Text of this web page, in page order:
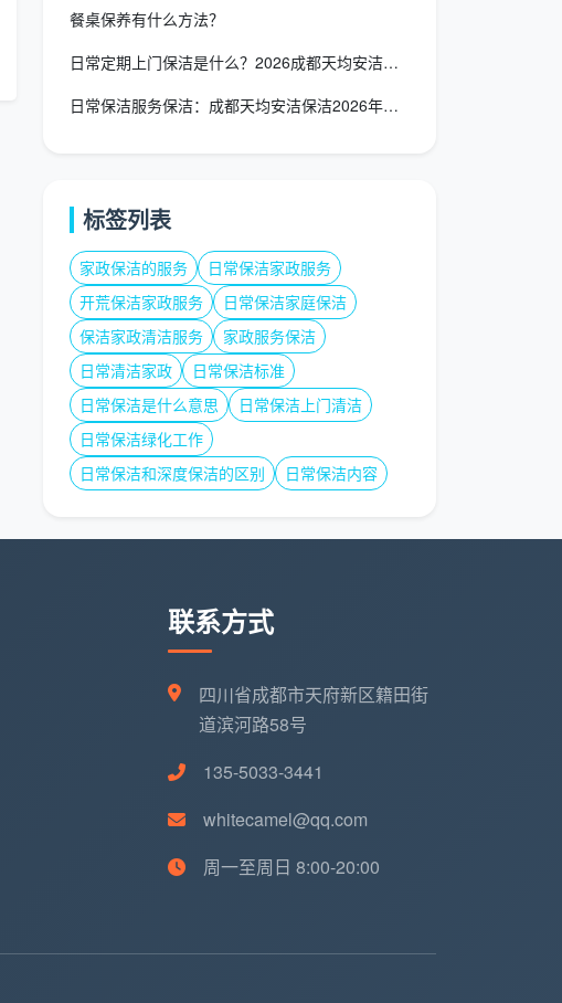
餐桌保养有什么方法？
日常定期上门保洁是什么？2026成都天均安洁全屋服务清单与省
日常保洁服务保洁：成都天均安洁保洁2026年价值重塑与选择指
标签列表
家政保洁的服务
日常保洁家政服务
开荒保洁家政服务
日常保洁家庭保洁
保洁家政清洁服务
家政服务保洁
日常清洁家政
日常保洁标准
日常保洁是什么意思
日常保洁上门清洁
日常保洁绿化工作
日常保洁和深度保洁的区别
日常保洁内容
联系方式
四川省成都市天府新区籍田街
道滨河路58号
135-5033-3441
whitecamel@qq.com
周一至周日 8:00-20:00